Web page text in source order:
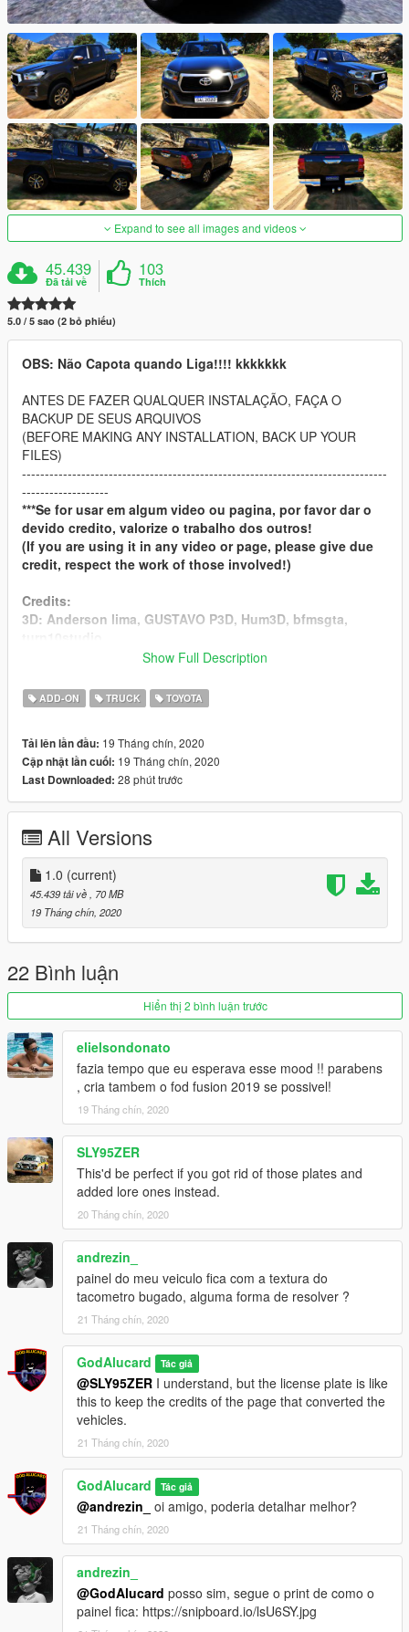
Expand to see all images and videos
45.439
Đã tải về
103
Thích
5.0 / 5 sao (2 bỏ phiếu)
OBS: Não Capota quando Liga!!!! kkkkkkk
ANTES DE FAZER QUALQUER INSTALAÇÃO, FAÇA O
BACKUP DE SEUS ARQUIVOS
(BEFORE MAKING ANY INSTALLATION, BACK UP YOUR
FILES)
--------------------------------------------------------------------------------
-------------------
***Se for usar em algum video ou pagina, por favor dar o
devido credito, valorize o trabalho dos outros!
(If you are using it in any video or page, please give due
credit, respect the work of those involved!)
Credits:
3D: Anderson lima, GUSTAVO P3D, Hum3D, bfmsgta,
-----------------------------------------------------
If you like the content and want to support us, please
[DONATE]
[DONATE]
----------------------------------------------------
Contact US:
https://www.facebook.com/GALMODS/
--------------------------------------------------------------------------------
-------------------
É necessario que possua o OPENIV, baixe o no site
(http://openiv.com/)
--------------------------------------------------------------------------------
-------------------
PT-BR
------Instalação------ [Replace]
**Pegue os arquivos da pasta Toyota Hilux 2019, e os mova
para o seguinte diretorio da sua pasta mods:
Mods -x64e - levels - gta5 - vehicles.rpf (Arraste e solte)
*Se nao funcionar tente o outro caminho:
Mods - Update - x64 - DlcPacks - Patchday22ng - dlc.rpf - x64
- levels - gta5 - vehicles.rpf (Arraste e solte)
ou instale no ultimo patchday que tiver
-------------------------------------------------------
2- copie o conteudo do arquivo vehicles.txt para o caminho:
Mods - update - update.rpf - common - data - levels - gta5 -
vehicles.meta (pesquise e substitua o conteudo do SADLER
dentro do arquivo)
-------------------------------------------------------
Se Divirta
-------------------------------------------------------
EN-US
------ Installation ------ [Replace]
** Take the files from the Toyota Hilux 2019 folder, and move
them to the following directory in your mods folder:
Mods -x64e - levels - gta5 - vehicles.rpf (Drag and drop)
Show Full Description
ADD-ON TRUCK TOYOTA
Tải lên lần đầu: 19 Tháng chín, 2020
Cập nhật lần cuối: 19 Tháng chín, 2020
Last Downloaded: 28 phút trước
All Versions
1.0 (current)
45.439 tải về
, 70 MB
19 Tháng chín, 2020
22 Bình luận
Hiển thị 2 bình luận trước
elielsondonato
fazia tempo que eu esperava esse mood !! parabens
, cria tambem o fod fusion 2019 se possivel!
19 Tháng chín, 2020
SLY95ZER
This'd be perfect if you got rid of those plates and
added lore ones instead.
20 Tháng chín, 2020
andrezin_
painel do meu veiculo fica com a textura do
tacometro bugado, alguma forma de resolver ?
21 Tháng chín, 2020
GodAlucard Tác giả
@SLY95ZER I understand, but the license plate is like
this to keep the credits of the page that converted the
vehicles.
21 Tháng chín, 2020
GodAlucard Tác giả
@andrezin_ oi amigo, poderia detalhar melhor?
21 Tháng chín, 2020
andrezin_
@GodAlucard posso sim, segue o print de como o
painel fica: https://snipboard.io/lsU6SY.jpg